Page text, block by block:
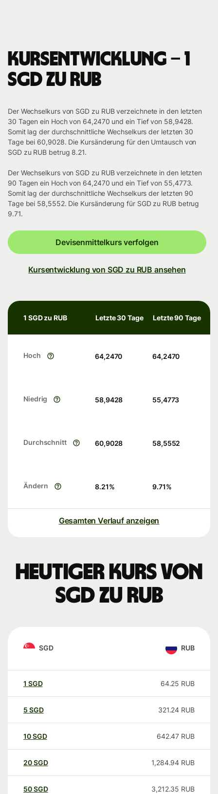
Kursentwicklung – 1
SGD zu RUB
Der Wechselkurs von SGD zu RUB verzeichnete in den letzten
30 Tagen ein Hoch von 64,2470 und ein Tief von 58,9428.
Somit lag der durchschnittliche Wechselkurs der letzten 30
Tage bei 60,9028. Die Kursänderung für den Umtausch von
SGD zu RUB betrug 8.21.
Der Wechselkurs von SGD zu RUB verzeichnete in den letzten
90 Tagen ein Hoch von 64,2470 und ein Tief von 55,4773.
Somit lag der durchschnittliche Wechselkurs der letzten 90
Tage bei 58,5552. Die Kursänderung für SGD zu RUB betrug
9.71.
Devisenmittelkurs verfolgen
Kursentwicklung von SGD zu RUB ansehen
1 SGD zu RUB Letzte 30 Tage Letzte 90 Tage
Hoch 64,2470 64,2470
Niedrig 58,9428 55,4773
Durchschnitt 60,9028 58,5552
Ändern 8.21% 9.71%
Gesamten Verlauf anzeigen
Heutiger Kurs von
SGD zu RUB
SGD RUB
1 SGD 64.25 RUB
5 SGD 321.24 RUB
10SGD 642.47 RUB
20SGD 1,284.94 RUB
50SGD 3,212.35 RUB